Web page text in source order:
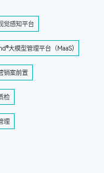
觉感知平台
大模型管理平台（MaaS)
销案前置
检
理